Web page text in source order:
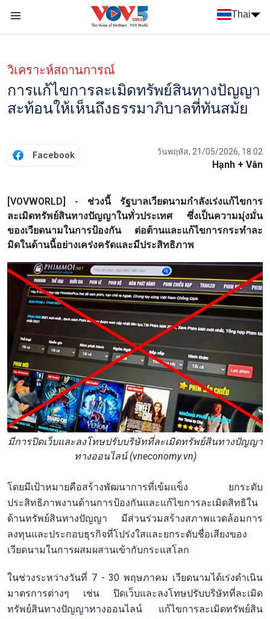
Thai
วิเคราะห์สถานการณ์
การแก้ไขการละเมิดทรัพย์สินทางปัญญา
สะท้อนให้เห็นถึงธรรมาภิบาลที่ทันสมัย
Facebook วันพฤหัส, 21/05/2026, 18:02
Hạnh + Vân
[VOVWORLD] - ช่วงนี้ รัฐบาลเวียดนามกำลังเร่งแก้ไขการ
ละเมิดทรัพย์สินทางปัญญาในทั่วประเทศ ซึ่งเป็นความมุ่งมั่น
ของเวียดนามในการป้องกัน ต่อต้านและแก้ไขการกระทำละ
มิดในด้านนี้อย่างเคร่งครัดและมีประสิทธิภาพ
มีการปิดเว็บและลงโทษปรับบริษัทที่ละเมิดทรัพย์สินทางปัญญา
ทางออนไลน์ (vneconomy.vn)
โดยมีเป้าหมายคือสร้างพัฒนาการที่เข้มแข็ง ยกระดับ
ประสิทธิภาพงานด้านการป้องกันและแก้ไขการละเมิดสิทธิใน
ด้านทรัพย์สินทางปัญญา มีส่วนร่วมสร้างสภาพแวดล้อมการ
ลงทุนและประกอบธุรกิจที่โปร่งใสและยกระดับชื่อเสียงของ
เวียดนามในการผสมผสานเข้ากับกระแสโลก
ในช่วงระหว่างวันที่ 7 - 30 พฤษภาคม เวียดนามได้เร่งดำเนิน
มาตรการต่างๆ เช่น ปิดเว็บและลงโทษปรับบริษัทที่ละเมิด
ทรัพย์สินทางปัญญาทางออนไลน์ แก้ไขการละเมิดทรัพย์สิน